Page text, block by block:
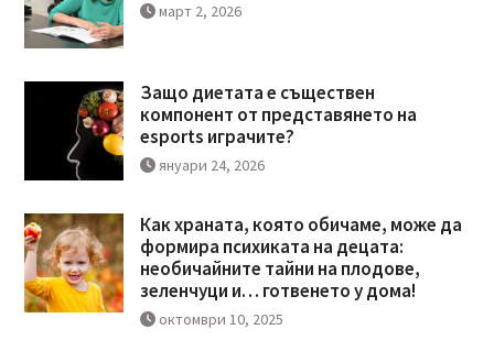
март 2, 2026
Защо диетата е съществен
компонент от представянето на
esports играчите?
януари 24, 2026
Как храната, която обичаме, може да
формира психиката на децата:
необичайните тайни на плодове,
зеленчуци и… готвенето у дома!
октомври 10, 2025